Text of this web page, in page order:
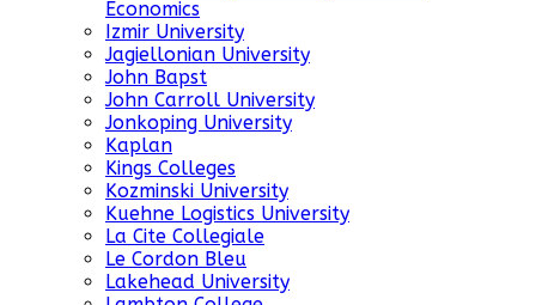
Economics
Izmir University
Jagiellonian University
John Bapst
John Carroll University
Jonkoping University
Kaplan
Kings Colleges
Kozminski University
Kuehne Logistics University
La Cite Collegiale
Le Cordon Bleu
Lakehead University